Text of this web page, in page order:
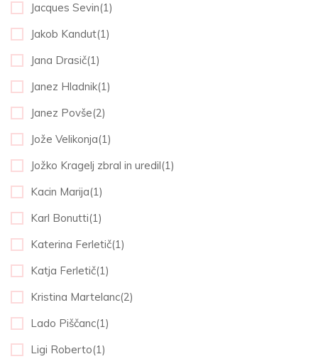
Jacques Sevin(1)
Jakob Kandut(1)
Jana Drasič(1)
Janez Hladnik(1)
Janez Povše(2)
Jože Velikonja(1)
Jožko Kragelj zbral in uredil(1)
Kacin Marija(1)
Karl Bonutti(1)
Katerina Ferletič(1)
Katja Ferletič(1)
Kristina Martelanc(2)
Lado Piščanc(1)
Ligi Roberto(1)